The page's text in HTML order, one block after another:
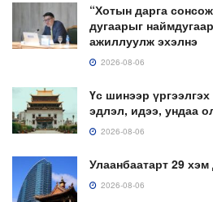
“Хотын дарга
дугаарыг
ажиллуулж эхэлнэ
2026-08-06
Үс шинээр
эдлэл, идээ, ундаа
2026-08-06
Улаанбаатарт 29
2026-08-06